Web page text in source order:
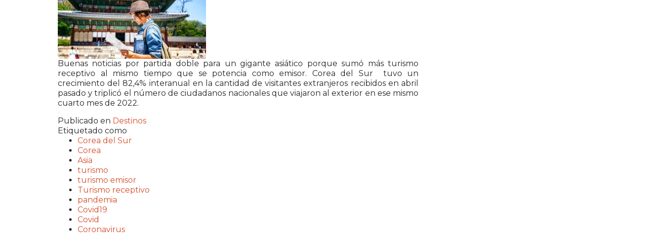
Buenas noticias por partida doble para un gigante asiático porque sumó más turismo
receptivo al mismo tiempo que se potencia como emisor. Corea del Sur tuvo un
crecimiento del 82,4% interanual en la cantidad de visitantes extranjeros recibidos en abril
pasado y triplicó el número de ciudadanos nacionales que viajaron al exterior en ese mismo
cuarto mes de 2022.
Publicado en Destinos
Etiquetado como
Corea del Sur
Corea
Asia
turismo
turismo emisor
Turismo receptivo
pandemia
Covid19
Covid
Coronavirus